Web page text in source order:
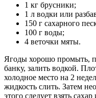
1 кг брусники;
1 л водки или
150 г сахарного
100 г воды;
4 веточки мяты.
Ягоды хорошо промыть,
банку, залить водкой.
холодное место на 2
жидкость слить. Затем
этого следует взять